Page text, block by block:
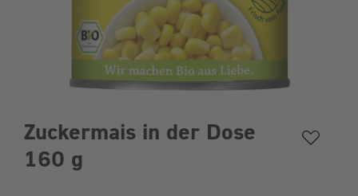
Zuckermais in der Dose
160 g